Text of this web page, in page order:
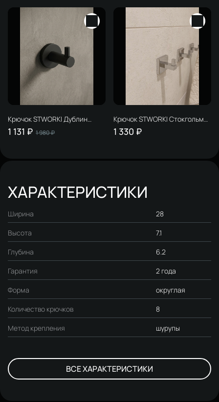
Крючок STWORKI Дублин
S41300BK матовый черный, на
шурупах
1 131 ₽ 1 980 ₽
Крючок STWORKI Стокгольм
HASG35500 глянцевый хром,
на шурупах
1 330 ₽
ХАРАКТЕРИСТИКИ
Ширина 28
Высота 7.1
Глубина 6.2
Гарантия 2 года
Форма округлая
Количество крючков 8
Метод крепления шурупы
ВСЕ ХАРАКТЕРИСТИКИ